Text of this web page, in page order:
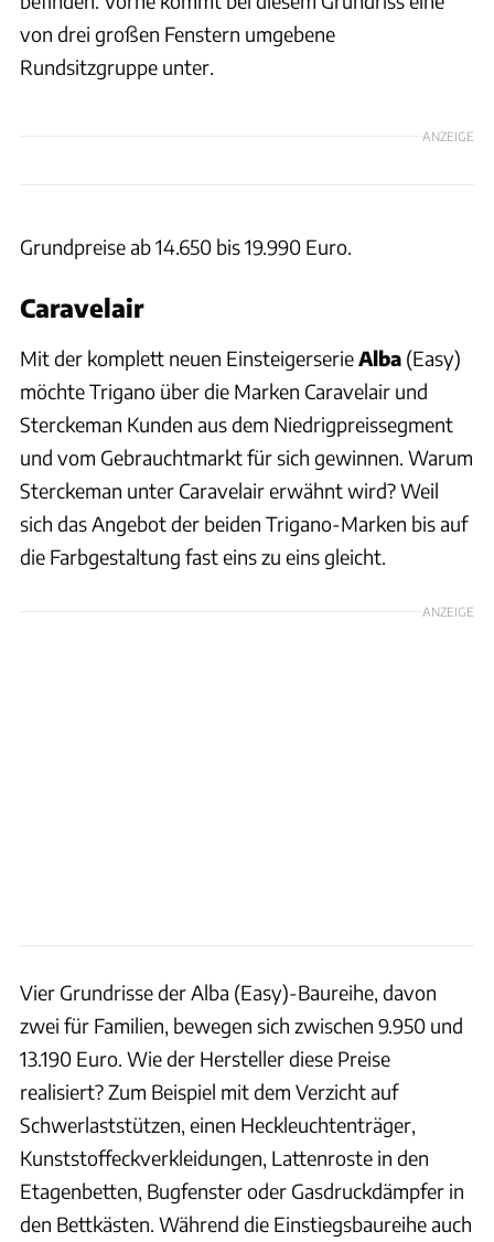
von drei großen Fenstern umgebene
Rundsitzgruppe unter.
ANZEIGE
Grundpreise ab 14.650 bis 19.990 Euro.
Caravelair
Mit der komplett neuen EinsteigerserieAlba (Easy)
möchte Trigano über die Marken Caravelair und
Sterckeman Kunden aus dem Niedrigpreissegment
und vom Gebrauchtmarkt für sich gewinnen. Warum
Sterckeman unter Caravelair erwähnt wird? Weil
sich das Angebot der beiden Trigano-Marken bis auf
die Farbgestaltung fast eins zu eins gleicht.
ANZEIGE
Vier Grundrisse der Alba (Easy)-Baureihe, davon
zwei für Familien, bewegen sich zwischen 9.950 und
13.190 Euro. Wie der Hersteller diese Preise
realisiert? Zum Beispiel mit dem Verzicht auf
Schwerlaststützen, einen Heckleuchtenträger,
Kunststoffeckverkleidungen, Lattenroste in den
Etagenbetten, Bugfenster oder Gasdruckdämpfer in
den Bettkästen. Während die Einstiegsbaureihe auch